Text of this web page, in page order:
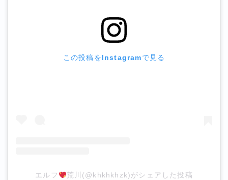
この投稿をInstagramで見る
エルフ 荒川(@khkhkhzk)がシェアした投稿